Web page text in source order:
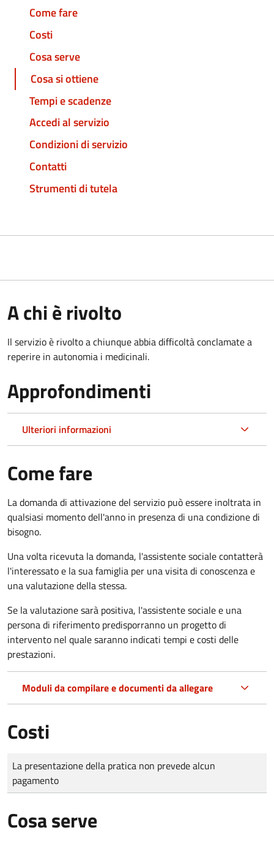
Come fare
Costi
Cosa serve
Cosa si ottiene
Tempi e scadenze
Accedi al servizio
Condizioni di servizio
Contatti
Strumenti di tutela
A chi è rivolto
Il servizio è rivolto a chiunque abbia difficoltà conclamate a
reperire in autonomia i medicinali.
Approfondimenti
Ulteriori informazioni
Come fare
La domanda di attivazione del servizio può essere inoltrata in
qualsiasi momento dell'anno in presenza di una condizione di
bisogno.
Una volta ricevuta la domanda, l'assistente sociale contatterà
l'interessato e la sua famiglia per una visita di conoscenza e
una valutazione della stessa.
Se la valutazione sarà positiva, l'assistente sociale e una
persona di riferimento predisporranno un progetto di
intervento nel quale saranno indicati tempi e costi delle
prestazioni.
Moduli da compilare e documenti da allegare
Costi
Tipo di pagamento
Importo
La presentazione della pratica non prevede alcun
pagamento
Cosa serve